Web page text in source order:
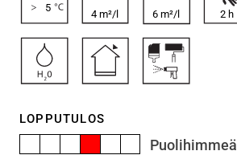
5
4 m²/l 6 m²/l 2 h
LOPPUTULOS
Puolihimmeä